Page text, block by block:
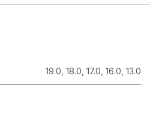
19.0, 18.0, 17.0, 16.0, 13.0